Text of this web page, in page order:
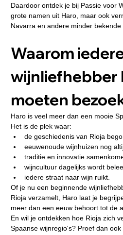
Daardoor ontdek je bij Passie voor
grote namen uit Haro, maar ook
Navarra en andere minder bekende
Waarom
wijnliefhebber
moeten
Haro is veel meer dan een mooie
Het is de plek waar:
de geschiedenis van Rioja
eeuwenoude wijnhuizen nog
traditie en innovatie
wijncultuur dagelijks wordt
iedere straat naar wijn ruikt.
Of je nu een beginnende
Rioja verzamelt, Haro laat je
meer dan een eeuw behoort tot de
En wil je ontdekken hoe Rioja zich
Spaanse wijnregio's? Proef dan